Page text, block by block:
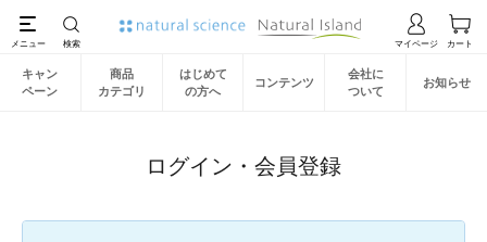
キャン
ペーン
商品
カテゴリ
はじめて
の方へ
コンテンツ
会社に
ついて
お知らせ
ログイン・会員登録